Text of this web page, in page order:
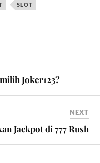
SLOT
Joker123?
NEXT
Jackpot di 777 Rush